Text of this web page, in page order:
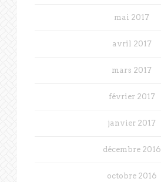
mai 2017
avril 2017
mars 2017
février 2017
janvier 2017
décembre 2016
octobre 2016